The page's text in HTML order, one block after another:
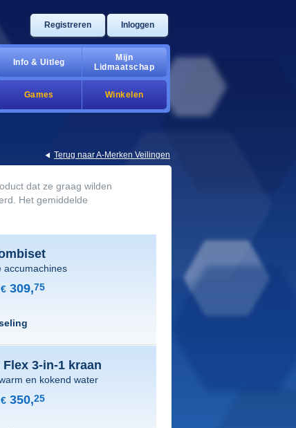
Registreren Inloggen
Info & Uitleg
Mijn
Lidmaatschap
Games Winkelen
Terug naar A-Merken Veilingen
dat ze graag wilden
Het gemiddelde
accumachines
€ 309,75
3-in-1 kraan
en kokend water
€ 350,25